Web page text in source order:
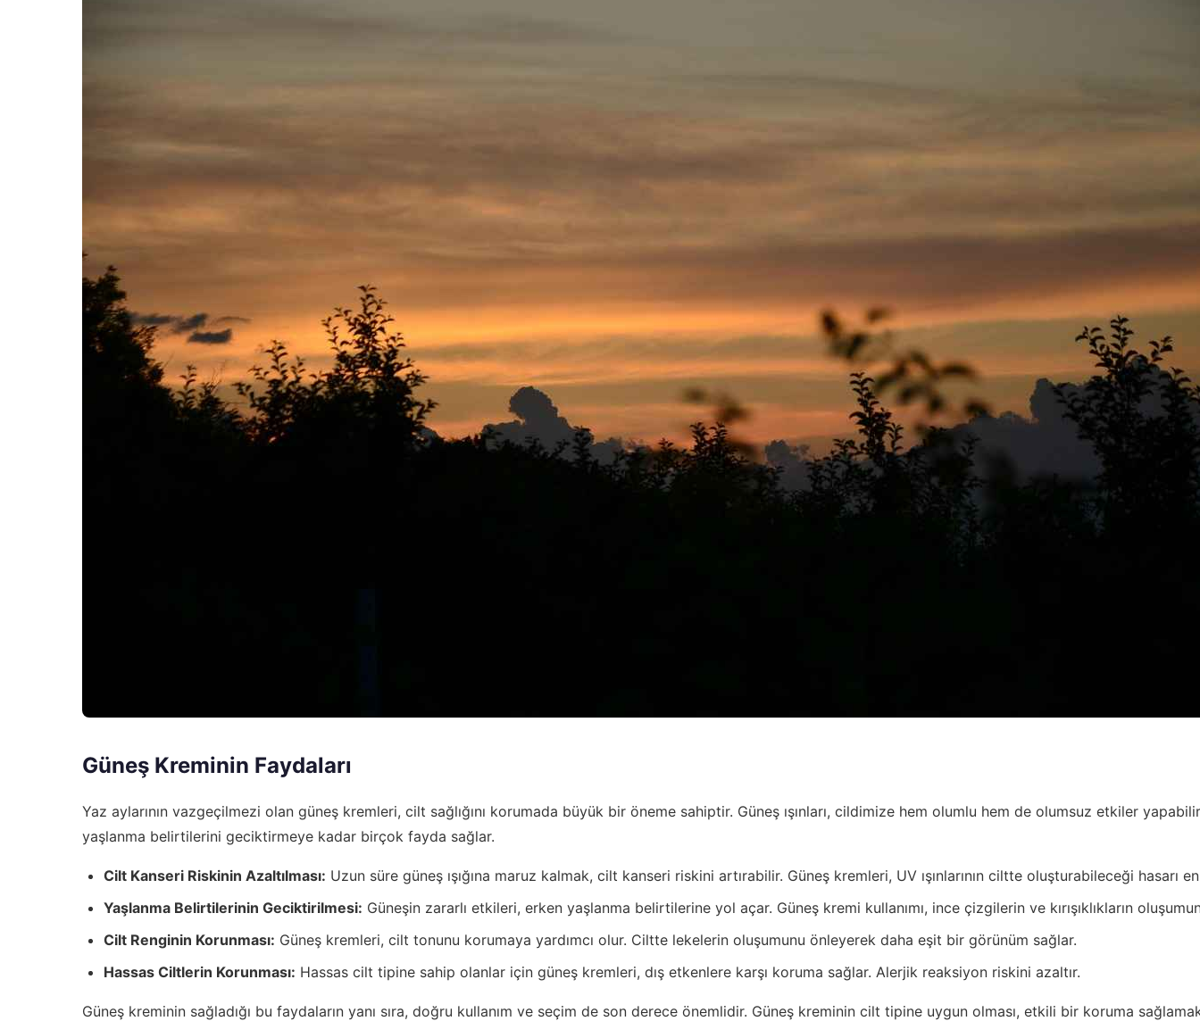
Güneş Kreminin Faydaları
Yaz aylarının vazgeçilmezi olan güneş kremleri, cilt sağlığını korumada büyük bir öneme sahiptir. Güneş ışınları, cildimize hem olumlu hem de olumsuz etkiler
yaşlanma belirtilerini geciktirmeye kadar birçok fayda sağlar.
Cilt Kanseri Riskinin Azaltılması: Uzun süre güneş ışığına maruz kalmak, cilt kanseri riskini artırabilir. Güneş kremleri, UV ışınlarının ciltte oluşturabileceği hasarı
Yaşlanma Belirtilerinin Geciktirilmesi: Güneşin zararlı etkileri, erken yaşlanma belirtilerine yol açar. Güneş kremi kullanımı, ince çizgilerin ve kırışıklıkların
Cilt Renginin Korunması: Güneş kremleri, cilt tonunu korumaya yardımcı olur. Ciltte lekelerin oluşumunu önleyerek daha eşit bir görünüm sağlar.
Hassas Ciltlerin Korunması: Hassas cilt tipine sahip olanlar için güneş kremleri, dış etkenlere karşı koruma sağlar. Alerjik reaksiyon riskini azaltır.
Güneş kreminin sağladığı bu faydaların yanı sıra, doğru kullanım ve seçim de son derece önemlidir. Güneş kreminin cilt tipine uygun olması, etkili bir koruma